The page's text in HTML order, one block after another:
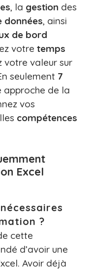
, la gestion des
données, ainsi
de bord
votre temps
votre valeur sur
seulement 7
approche de la
vos
compétences
Excel
?
cette
d’avoir une
Avoir déjà